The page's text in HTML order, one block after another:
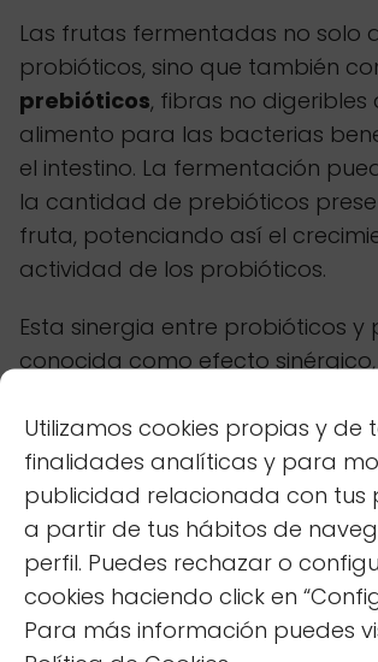
Utilizamos cookies propias y de
finalidades analíticas y para
publicidad relacionada con tus
a partir de tus hábitos de
perfil. Puedes rechazar o
cookies haciendo click en
Para más información puedes
Las frutas fermentadas no solo
probióticos, sino que también
prebióticos, fibras no digeribles
alimento para las bacterias
el intestino. La fermentación
la cantidad de prebióticos
fruta, potenciando así el
actividad de los probióticos.
Esta sinergia entre probióticos y
conocida como efecto
saludable. Los prebióticos
fertilizantes para los probióticos,
permitiéndoles prosperar y
efectos beneficiosos en el
elorganismo
Relacionado Cómo aprovechar
las propiedades del limón en